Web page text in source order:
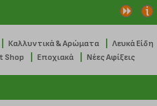
Καλλυντικά & Αρώματα Λευκά Είδη
Shop Εποχιακά Νέες Αφίξεις